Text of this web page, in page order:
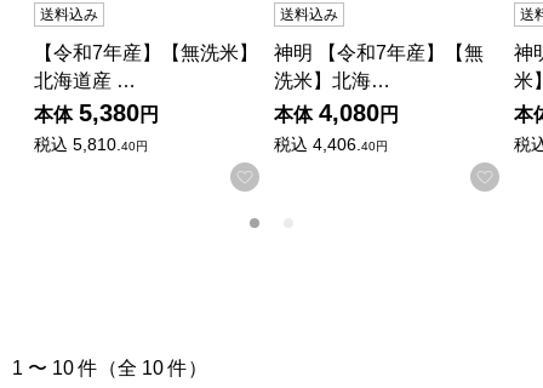
送料込み
【令和7年産】【無洗米】
北海道産 …
本体 5,380円
税込 5,810.40円
お気に入りに登録する
送料込み
神明 【令和7年産】【無
洗米】北海…
本体 4,080円
税込 4,406.40円
お気
送
神
米
本
税
「麺類・米・パン」の商品一覧
1 〜 10 件（全 10 件）